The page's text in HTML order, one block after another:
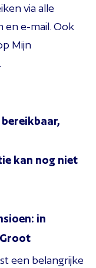
via alle
en e-mail. Ook
Mijn
kan nog niet
in
een belangrijke